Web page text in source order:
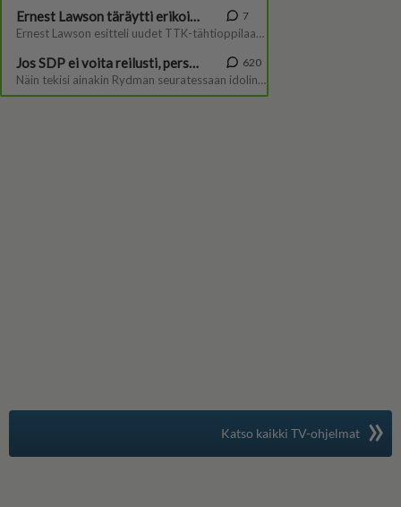
Katso kaikki TV-ohjelmat »